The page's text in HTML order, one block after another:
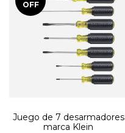
OFF
Juego de 7 desarmadores
marca Klein